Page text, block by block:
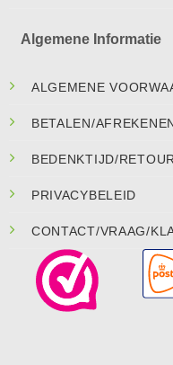
Algemene Informatie
ALGEMENE
BETALEN/
BEDENKTIJD/RETOUR
PRIVACYBELEID
CONTACT/VRAAG/